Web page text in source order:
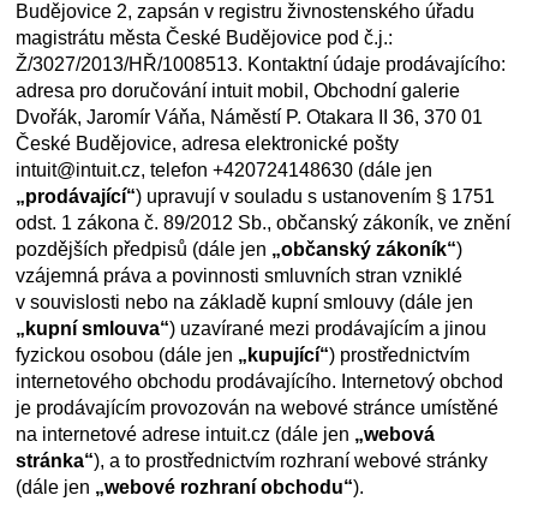
Budějovice 2, zapsán v registru živnostenského úřadu
magistrátu města České Budějovice pod č.j.:
Ž/3027/2013/HŘ/1008513. Kontaktní údaje prodávajícího:
adresa pro doručování intuit mobil, Obchodní galerie
Dvořák, Jaromír Váňa, Náměstí P. Otakara II 36, 370 01
České Budějovice, adresa elektronické pošty
intuit@intuit.cz, telefon +420724148630 (dále jen
„prodávající“) upravují v souladu s ustanovením § 1751
odst. 1 zákona č. 89/2012 Sb., občanský zákoník, ve znění
pozdějších předpisů (dále jen „občanský zákoník“)
vzájemná práva a povinnosti smluvních stran vzniklé
v souvislosti nebo na základě kupní smlouvy (dále jen
„kupní smlouva“) uzavírané mezi prodávajícím a jinou
fyzickou osobou (dále jen „kupující“) prostřednictvím
internetového obchodu prodávajícího. Internetový obchod
je prodávajícím provozován na webové stránce umístěné
na internetové adrese intuit.cz (dále jen „webová
stránka“), a to prostřednictvím rozhraní webové stránky
(dále jen „webové rozhraní obchodu“).